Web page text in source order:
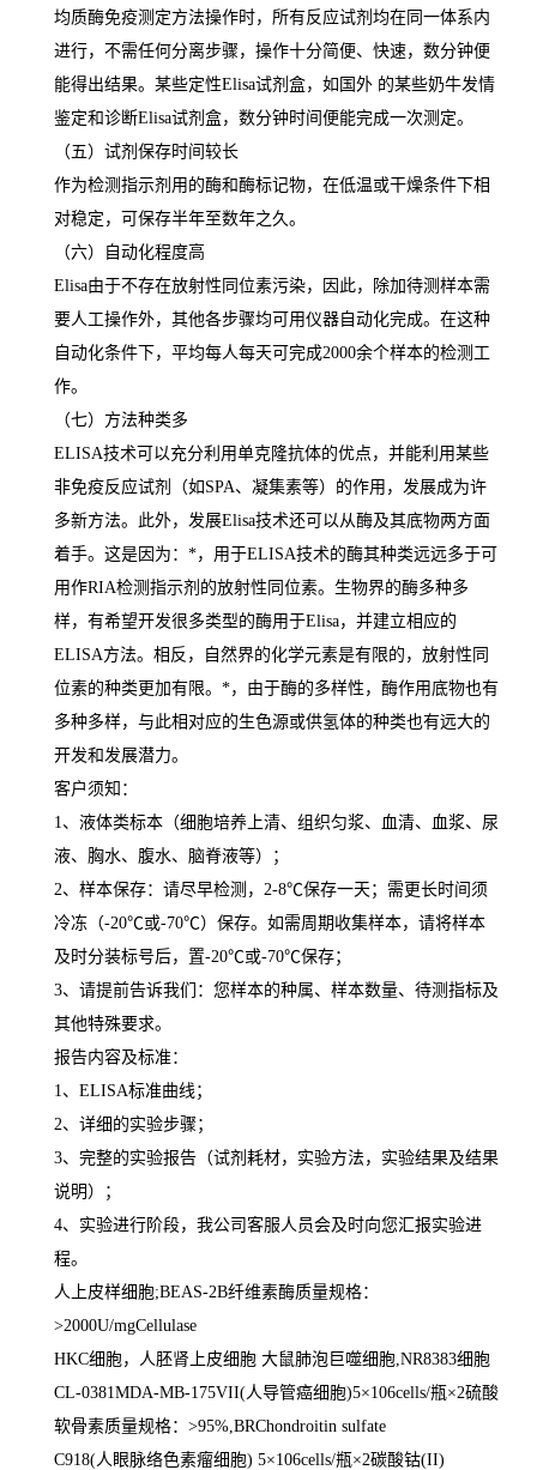
均质酶免疫测定方法操作时，所有反应试剂均在同一体系内
进行，不需任何分离步骤，操作十分简便、快速，数分钟便
能得出结果。某些定性Elisa试剂盒，如国外 的某些奶牛发情
鉴定和诊断Elisa试剂盒，数分钟时间便能完成一次测定。
（五）试剂保存时间较长
作为检测指示剂用的酶和酶标记物，在低温或干燥条件下相
对稳定，可保存半年至数年之久。
（六）自动化程度高
Elisa由于不存在放射性同位素污染，因此，除加待测样本需
要人工操作外，其他各步骤均可用仪器自动化完成。在这种
自动化条件下，平均每人每天可完成2000余个样本的检测工
作。
（七）方法种类多
ELISA技术可以充分利用单克隆抗体的优点，并能利用某些
非免疫反应试剂（如 SPA、凝集素等）的作用，发展成为许
多新方法。此外，发展Elisa技术还可以从酶及其底物两方面
着手。这是因为： *，用于ELISA技术的酶其种类远远多于可
用作RIA检测指示剂的放射性同位素。生物界的酶多种多
样，有希望开发很多类型的酶用于Elisa，并建立相应的
ELISA方法。相反，自然界的化学元素是有限的，放射性同
位素的种类更加有限。 *，由于酶的多样性，酶作用底物也有
多种多样，与此相对应的生色源或供氢体的种类也有远大的
开发和发展潜力。
客户须知：
1 、液体类标本（细胞培养上清、组织匀浆、血清、血浆、尿
液、胸水、腹水、脑脊液等）；
2、样本保存：请尽早检测， 2-8℃保存一天；需更长时间须
冷冻（-20℃或-70℃）保存。如需周期收集样本，请将样本
及时分装标号后，置-20℃或-70℃保存；
3、请提前告诉我们：您样本的种属、样本数量、待测指标及
其他特殊要求。
报告内容及标准：
1 、 ELISA标准曲线；
2、详细的实验步骤；
3、完整的实验报告（试剂耗材，实验方法，实验结果及结果
说明）；
4、实验进行阶段，我公司客服人员会及时向您汇报实验进
程。
人上皮样细胞;BEAS-2B纤维素酶质量规格：
>2000U/mgCellulase
HKC细胞，人胚肾上皮细胞 大鼠肺泡巨噬细胞 ,NR8383细胞
CL-0381MDA-MB-175VII(人导管癌细胞)5×106cells/瓶×2硫酸
软骨素质量规格： >95%,BRChondroitin sulfate
C918(人眼脉络色素瘤细胞) 5×106cells/瓶×2碳酸钴(II)